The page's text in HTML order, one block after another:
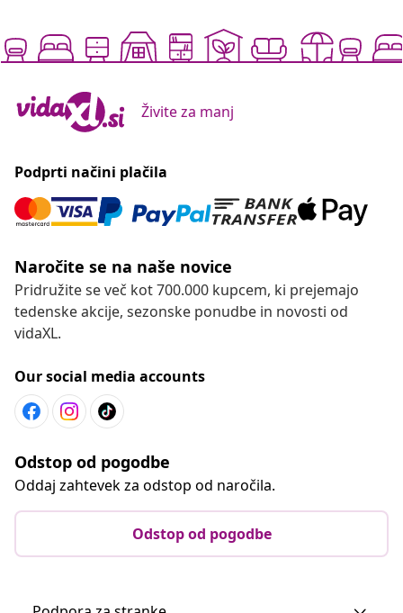
Živite za manj
Podprti načini plačila
Naročite se na naše novice
Pridružite se več kot 700.000 kupcem, ki prejemajo
tedenske akcije, sezonske ponudbe in novosti od
vidaXL.
Our social media accounts
Odstop od pogodbe
Oddaj zahtevek za odstop od naročila.
Odstop od pogodbe